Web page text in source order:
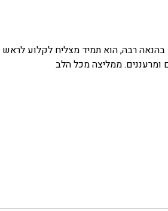
צמוד עם פרי כבר למעלה מ-4 שנים בהנאה רבה,
ומרעננים. ממליצה מכל הלב